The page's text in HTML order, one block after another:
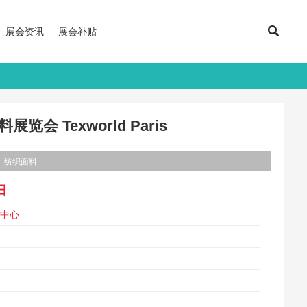
展会资讯 展会补贴
展览会 Texworld Paris
纺织面料
心